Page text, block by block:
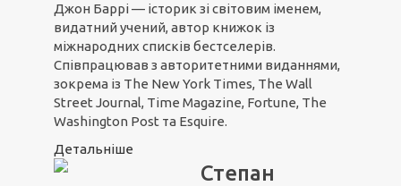
Джон Баррі — історик зі світовим іменем,
видатний учений, автор книжок із
міжнародних списків бестселерів.
Співпрацював з авторитетними виданнями,
зокрема із The New York Times, The Wall
Street Journal, Time Magazine, Fortune, The
Washington Post та Esquire.
Детальніше
Степан